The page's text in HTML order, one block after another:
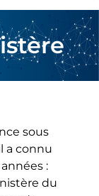
sous
a connu
:
du